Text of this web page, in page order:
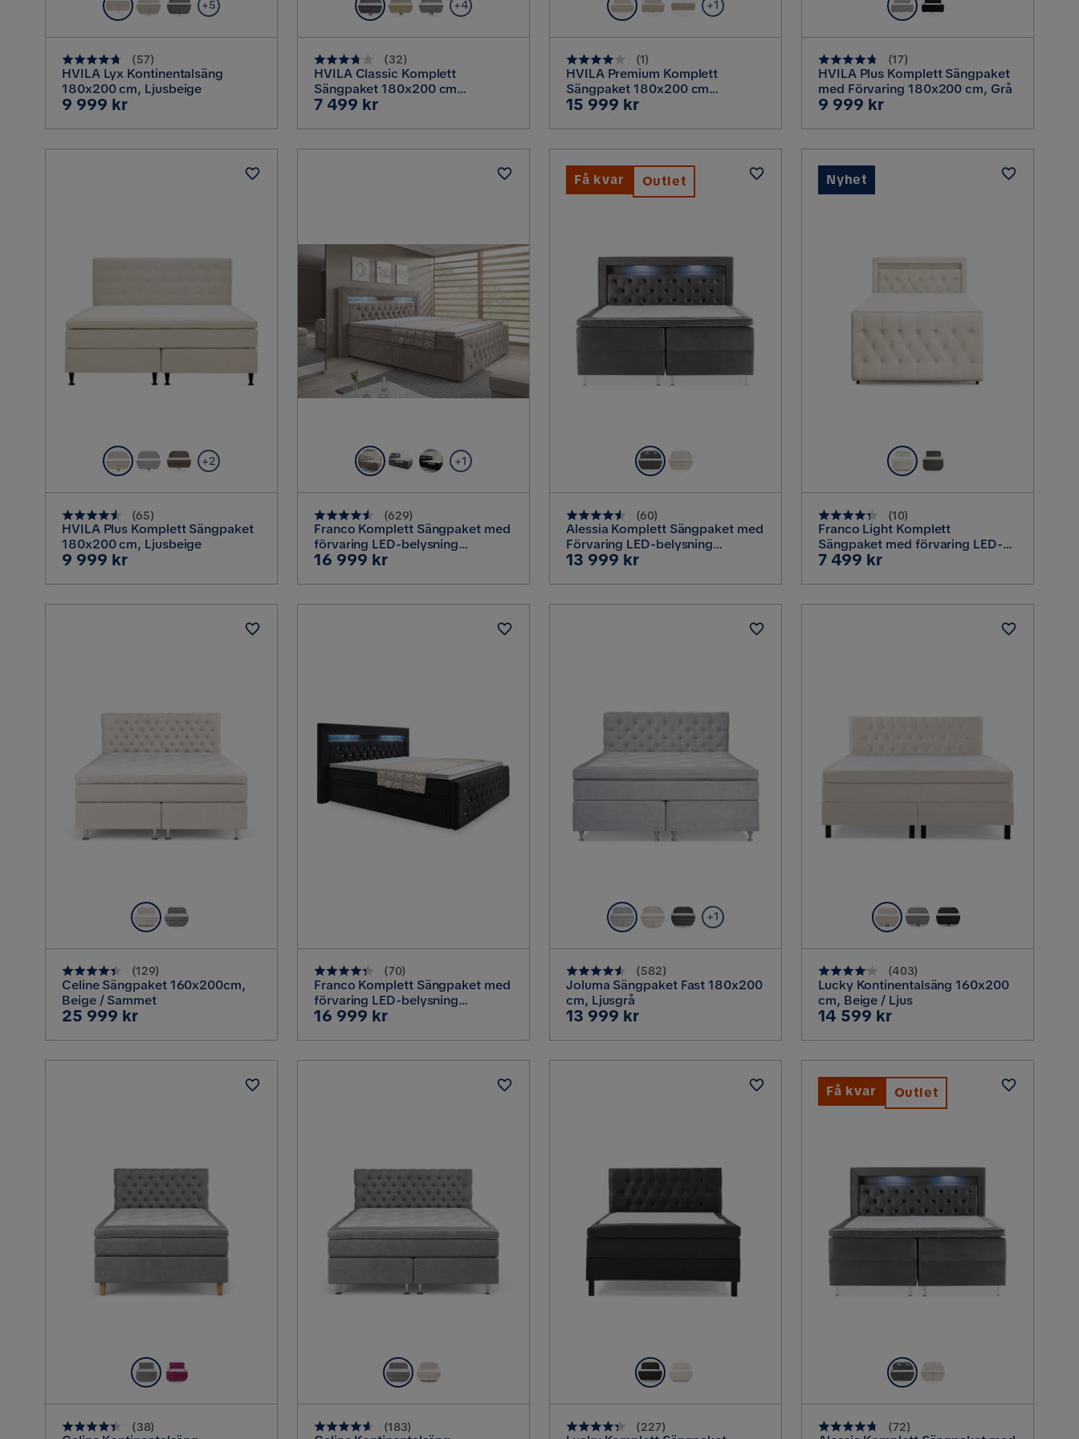
+5
(57)
HVILA Lyx Kontinentalsäng
180x200 cm, Ljusbeige
Pris
9 999 kr
+4
(32)
HVILA Classic Komplett
Sängpaket 180x200 cm
Kontinentalsäng med rutad
Pris
7 499 kr
+1
(1)
HVILA Premium Komplett
Sängpaket 180x200 cm
Kontinentalsäng med Sänggavel,
Pris
15 999 kr
(17)
HVILA Plus Komplett Sängpaket
med Förvaring 180x200 cm, Grå
Pris
9 999 kr
+2
(65)
HVILA Plus Komplett Sängpaket
180x200 cm, Ljusbeige
Pris
9 999 kr
+1
(629)
Franco Komplett Sängpaket med
förvaring LED-belysning
180x200 cm, Beige / Sammet
Pris
16 999 kr
(60)
Alessia Komplett Sängpaket med
Förvaring LED-belysning
180x200 cm, Mörkgrå Sammet
Pris
13 999 kr
Få kvar Outlet
(10)
Franco Light Komplett
Sängpaket med förvaring LED-
belysning 120x200 cm, Beige
Pris
7 499 kr
Nyhet
(129)
Celine Sängpaket 160x200cm,
Beige / Sammet
Pris
25 999 kr
(70)
Franco Komplett Sängpaket med
förvaring LED-belysning
180x200 cm, Svart / Sammet
Pris
16 999 kr
+1
(582)
Joluma Sängpaket Fast 180x200
cm, Ljusgrå
Pris
13 999 kr
(403)
Lucky Kontinentalsäng 160x200
cm, Beige / Ljus
Pris
14 599 kr
(38) (183) (227) (72)
Få kvar Outlet